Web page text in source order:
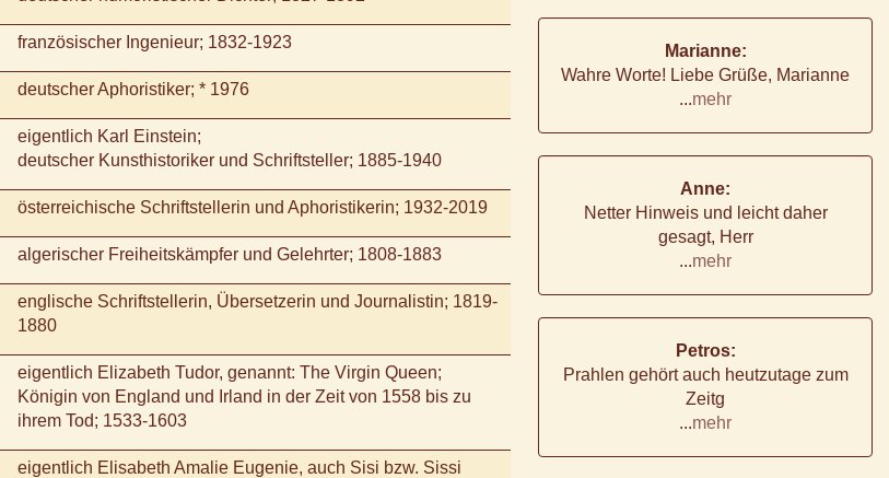
französischer Ingenieur; 1832-1923
deutscher Aphoristiker; * 1976
eigentlich Karl Einstein;
deutscher Kunsthistoriker und Schriftsteller; 1885-1940
österreichische Schriftstellerin und Aphoristikerin; 1932-2019
algerischer Freiheitskämpfer und Gelehrter; 1808-1883
englische Schriftstellerin, Übersetzerin und Journalistin; 1819-
1880
eigentlich Elizabeth Tudor, genannt: The Virgin Queen;
Königin von England und Irland in der Zeit von 1558 bis zu
ihrem Tod; 1533-1603
eigentlich Elisabeth Amalie Eugenie, auch Sisi bzw. Sissi
Marianne:
Wahre Worte! Liebe Grüße, Marianne
...mehr
Anne:
Netter Hinweis und leicht daher
gesagt, Herr
...mehr
Petros:
Prahlen gehört auch heutzutage zum
Zeitg
...mehr